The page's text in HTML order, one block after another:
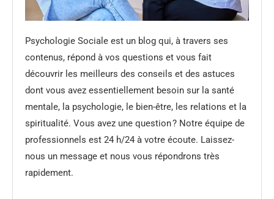
Psychologie Sociale est un blog qui, à travers ses
contenus, répond à vos questions et vous fait
découvrir les meilleurs des conseils et des astuces
dont vous avez essentiellement besoin sur la santé
mentale, la psychologie, le bien-être, les relations et la
spiritualité. Vous avez une question ? Notre équipe de
professionnels est 24 h/24 à votre écoute. Laissez-
nous un message et nous vous répondrons très
rapidement.